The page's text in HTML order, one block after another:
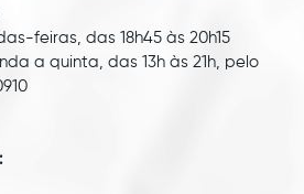
feiras, das 18h45 às 20h15
a quinta, das 13h às 21h, pelo